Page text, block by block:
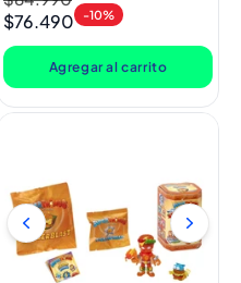
habitual
de
oferta
$76.490 -10%
Agregar al carrito